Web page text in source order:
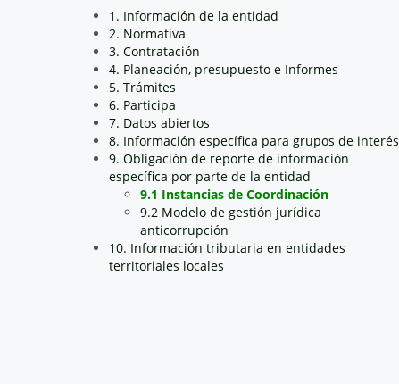
1. Información de la entidad
2. Normativa
3. Contratación
4. Planeación, presupuesto e Informes
5. Trámites
6. Participa
7. Datos abiertos
8. Información específica para grupos de interés
9. Obligación de reporte de información
específica por parte de la entidad
9.1 Instancias de Coordinación
9.2 Modelo de gestión jurídica
anticorrupción
10. Información tributaria en entidades
territoriales locales